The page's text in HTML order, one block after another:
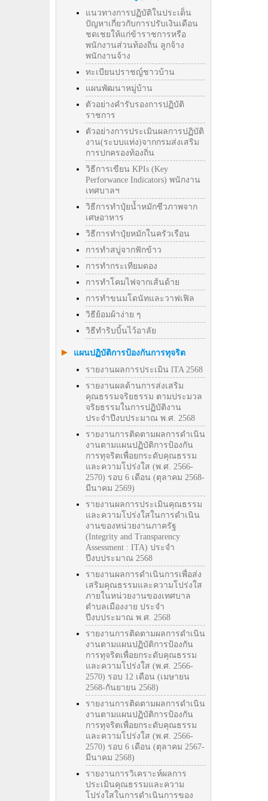
แนวทางการปฏิบัติในประเด็น
ปัญหาเกี่ยวกับการปรับเงินเดือน
ชดเชยให้แก่ข้าราชการหรือ
พนักงานส่วนท้องถิ่น ลูกจ้าง
พนักงานจ้าง
ทะเบียนปราชญ์ชาวบ้าน
แผนพัฒนาหมู่บ้าน
ตัวอย่างคำรับรองการปฏิบัติ
ราชการ
ตัวอย่างการประเมินผลการปฏิบัติ
งาน(ระบบแท่ง)จากกรมส่งเสริม
การปกครองท้องถิ่น
วิธีการเขียน KPIs (Key
Perforwance Indicators) พนักงาน
เทศบาลฯ
วิธีการทำปุ๋ยน้ำหมักชีวภาพจาก
เศษอาหาร
วิธีการทำปุ๋ยหมักในครัวเรือน
การทำสบู่จากฟักข้าว
การทำกระเทียมดอง
การทำโคมไฟจากเส้นด้าย
การทำขนมโดนัทและวาฟเฟิล
วิธีย้อมผ้าง่าย ๆ
วิธีทําริบบิ้นไว้อาลัย
แผนปฏิบัติการป้องกันการทุจริต
รายงานผลการประเมิน lTA 2568
รายงานผลด้านการส่งเสริม
คุณธรรมจริยธรรม ตามประมวล
จริยธรรมในการปฏิบัติงาน
ประจำปีงบประมาณ พ.ศ. 2568
รายงานการติดตามผลการดำเนิน
งานตามแผนปฏิบัติการป้องกัน
การทุจริตเพื่อยกระดับคุณธรรม
และความโปร่งใส (พ.ศ. 2566-
2570) รอบ 6 เดือน (ตุลาคม 2568-
มีนาคม 2569)
รายงานผลการประเมินคุณธรรม
และความโปร่งใสในการดำเนิน
งานของหน่วยงานภาครัฐ
(Integrity and Transparency
Assessment : ITA) ประจำ
ปีงบประมาณ 2568
รายงานผลการดำเนินการเพื่อส่ง
เสริมคุณธรรมและความโปร่งใส
ภายในหน่วยงานของเทศบาล
ตำบลเมืองงาย ประจำ
ปีงบประมาณ พ.ศ. 2568
รายงานการติดตามผลการดำเนิน
งานตามแผนปฏิบัติการป้องกัน
การทุจริตเพื่อยกระดับคุณธรรม
และความโปร่งใส (พ.ศ. 2566-
2570) รอบ 12 เดือน (เมษายน
2568-กันยายน 2568)
รายงานการติดตามผลการดำเนิน
งานตามแผนปฏิบัติการป้องกัน
การทุจริตเพื่อยกระดับคุณธรรม
และความโปร่งใส (พ.ศ. 2566-
2570) รอบ 6 เดือน (ตุลาคม 2567-
มีนาคม 2568)
รายงานการวิเคราะห์ผลการ
ประเมินคุณธรรมและความ
โปร่งใสในการดำเนินการของ